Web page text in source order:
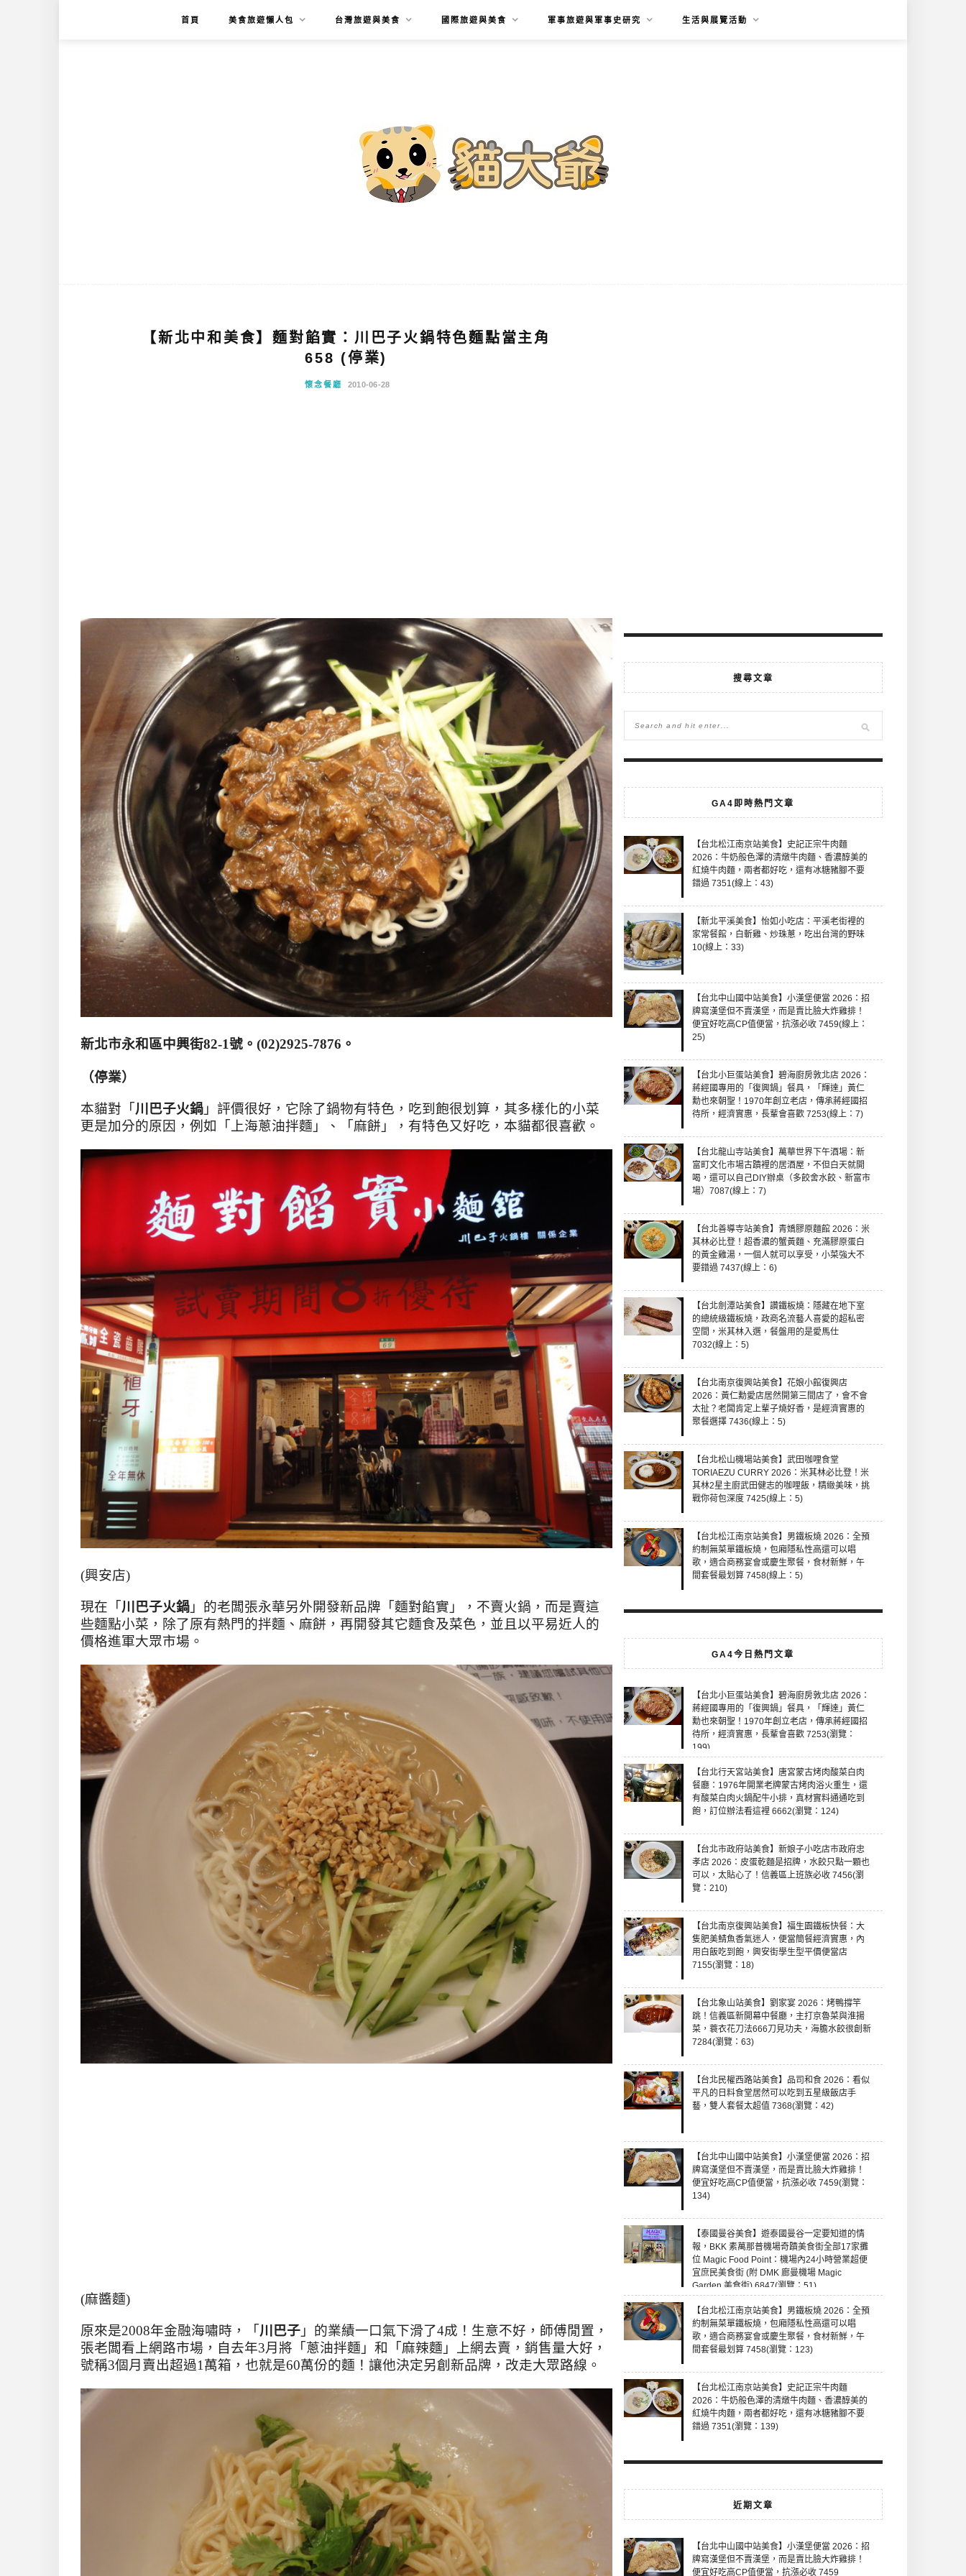
首頁 美食旅遊懶人包 台灣旅遊與美食 國際旅遊與美食 軍事旅遊與軍事史研究 生活與展覽活動
【新北中和美食】麵對餡實：川巴子火鍋特色麵點當主角
658 (停業)
懷念餐廳 2010-06-28
新北市永和區中興街82-1號。 (02)2925-7876 。
（停業）
本貓對「 川巴子火鍋」評價很好，它除了鍋物有特色，吃到飽很划算，其多樣化的小菜
更是加分的原因，例如「上海蔥油拌麵」、「麻餅」，有特色又好吃，本貓都很喜歡。
(興安店)
現在 「 川巴子火鍋」的老闆張永華另外開發新品牌「麵對餡實」
，不賣火鍋，而是賣這
些麵點小菜， 除了原有熱門的拌麵、麻餅，再開發其它麵食及菜色 ，並且 以平易近人的
價格進軍大眾市場 。
(麻醬麵)
原來是2008年金融海嘯時， 「 川巴子」 的業績一口氣下滑了4成 ！ 生意不好，師傅閒置，
張老闆看上網路市場，自去年3月將「蔥油拌麵」和「麻辣麵」上網去賣，銷售量大好，
號稱3個月賣出超過1 萬箱，也就是60萬份的麵！讓他決定另創新品牌，改走大眾路線。
搜尋文章
GA4即時熱門文章
【台北松江南京站美食】史記正宗牛肉麵
2026：牛奶般色澤的清燉牛肉麵、香濃醇美的
紅燒牛肉麵，兩者都好吃，還有冰糖豬腳不要
錯過 7351(線上：43)
【新北平溪美食】怡如小吃店：平溪老街裡的
家常餐館，白斬雞、炒珠蔥，吃出台灣的野味
10(線上：33)
【台北中山國中站美食】小漢堡便當 2026：招
牌寫漢堡但不賣漢堡，而是賣比臉大炸雞排！
便宜好吃高CP值便當，抗漲必收 7459(線上：
25)
【台北小巨蛋站美食】碧海廚房敦北店 2026：
蔣經國專用的「復興鍋」餐具，「輝達」黃仁
勳也來朝聖！1970年創立老店，傳承蔣經國招
待所，經濟實惠，長輩會喜歡 7253(線上：7)
【台北龍山寺站美食】萬華世界下午酒場：新
富町文化市場古蹟裡的居酒屋，不但白天就開
喝，還可以自己DIY辦桌（多餃舍水餃、新富市
場）7087(線上：7)
【台北善導寺站美食】青嬌膠原麵館 2026：米
其林必比登！超香濃的蟹黃麵、充滿膠原蛋白
的黃金雞湯，一個人就可以享受，小菜強大不
要錯過 7437(線上：6)
【台北劍潭站美食】讚鐵板燒：隱藏在地下室
的總統級鐵板燒，政商名流藝人喜愛的超私密
空間，米其林入選，餐盤用的是愛馬仕
7032(線上：5)
【台北南京復興站美食】花娘小館復興店
2026：黃仁勳愛店居然開第三間店了，會不會
太扯？老闆肯定上輩子燒好香，是經濟實惠的
聚餐選擇 7436(線上：5)
【台北松山機場站美食】武田咖哩食堂
TORIAEZU CURRY 2026：米其林必比登！米
其林2星主廚武田健志的咖哩飯，精緻美味，挑
戰你荷包深度 7425(線上：5)
【台北松江南京站美食】男鐵板燒 2026：全預
約制無菜單鐵板燒，包廂隱私性高還可以唱
歌，適合商務宴會或慶生聚餐，食材新鮮，午
間套餐最划算 7458(線上：5)
GA4今日熱門文章
【台北小巨蛋站美食】碧海廚房敦北店 2026：
蔣經國專用的「復興鍋」餐具，「輝達」黃仁
勳也來朝聖！1970年創立老店，傳承蔣經國招
待所，經濟實惠，長輩會喜歡 7253(瀏覽：
199)
【台北行天宮站美食】唐宮蒙古烤肉酸菜白肉
餐廳：1976年開業老牌蒙古烤肉浴火重生，還
有酸菜白肉火鍋配牛小排，真材實料通通吃到
飽，訂位辦法看這裡 6662(瀏覽：124)
【台北市政府站美食】新娘子小吃店市政府忠
孝店 2026：皮蛋乾麵是招牌，水餃只點一顆也
可以，太貼心了！信義區上班族必收 7456(瀏
覽：210)
【台北南京復興站美食】福生園鐵板快餐：大
隻肥美鯖魚香氣迷人，便當簡餐經濟實惠，內
用白飯吃到飽，興安街學生型平價便當店
7155(瀏覽：18)
【台北象山站美食】劉家宴 2026：烤鴨撐竿
跳！信義區新開幕中餐廳，主打京魯菜與淮揚
菜，蓑衣花刀法666刀見功夫，海膽水餃很創新
7284(瀏覽：63)
【台北民權西路站美食】品司和食 2026：看似
平凡的日料食堂居然可以吃到五星級飯店手
藝，雙人套餐太超值 7368(瀏覽：42)
【台北中山國中站美食】小漢堡便當 2026：招
牌寫漢堡但不賣漢堡，而是賣比臉大炸雞排！
便宜好吃高CP值便當，抗漲必收 7459(瀏覽：
134)
【泰國曼谷美食】遊泰國曼谷一定要知道的情
報，BKK 素萬那普機場奇蹟美食街全部17家攤
位 Magic Food Point：機場內24小時營業超便
宜庶民美食街 (附 DMK 廊曼機場 Magic
Garden 美食街) 6847(瀏覽：51)
【台北松江南京站美食】男鐵板燒 2026：全預
約制無菜單鐵板燒，包廂隱私性高還可以唱
歌，適合商務宴會或慶生聚餐，食材新鮮，午
間套餐最划算 7458(瀏覽：123)
【台北松江南京站美食】史記正宗牛肉麵
2026：牛奶般色澤的清燉牛肉麵、香濃醇美的
紅燒牛肉麵，兩者都好吃，還有冰糖豬腳不要
錯過 7351(瀏覽：139)
近期文章
【台北中山國中站美食】小漢堡便當 2026：招
牌寫漢堡但不賣漢堡，而是賣比臉大炸雞排！
便宜好吃高CP值便當，抗漲必收 7459